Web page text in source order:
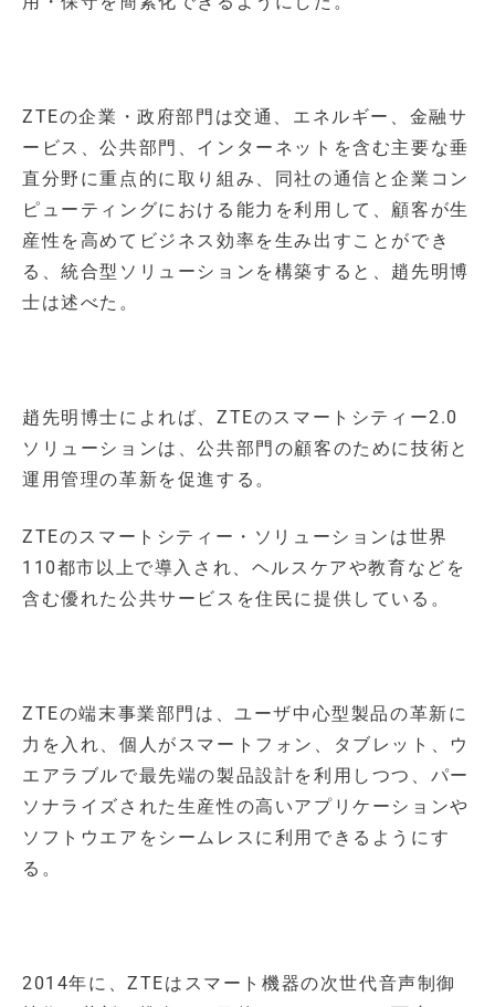
ZTEの企業・政府部門は交通、エネルギー、金融サ
ービス、公共部門、インターネットを含む主要な垂
直分野に重点的に取り組み、同社の通信と企業コン
ピューティングにおける能力を利用して、顧客が生
産性を高めてビジネス効率を生み出すことができ
る、統合型ソリューションを構築すると、趙先明博
士は述べた。
趙先明博士によれば、ZTEのスマートシティー2.0
ソリューションは、公共部門の顧客のために技術と
運用管理の革新を促進する。
ZTEのスマートシティー・ソリューションは世界
110都市以上で導入され、ヘルスケアや教育などを
含む優れた公共サービスを住民に提供している。
ZTEの端末事業部門は、ユーザ中心型製品の革新に
力を入れ、個人がスマートフォン、タブレット、ウ
エアラブルで最先端の製品設計を利用しつつ、パー
ソナライズされた生産性の高いアプリケーションや
ソフトウエアをシームレスに利用できるようにす
る。
2014年に、ZTEはスマート機器の次世代音声制御